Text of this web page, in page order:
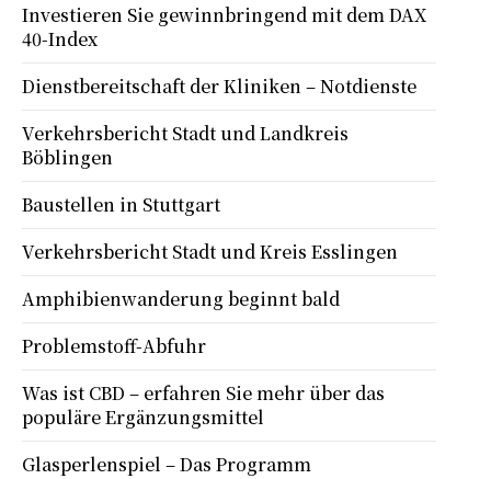
Investieren Sie gewinnbringend mit dem DAX
40-Index
Dienstbereitschaft der Kliniken – Notdienste
Verkehrsbericht Stadt und Landkreis
Böblingen
Baustellen in Stuttgart
Verkehrsbericht Stadt und Kreis Esslingen
Amphibienwanderung beginnt bald
Problemstoff-Abfuhr
Was ist CBD – erfahren Sie mehr über das
populäre Ergänzungsmittel
Glasperlenspiel – Das Programm